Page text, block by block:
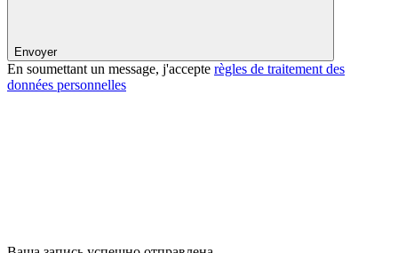
Envoyer
En soumettant un message, j'accepte règles de traitement des
données personnelles